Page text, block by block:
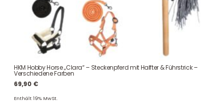
HKM Hobby Horse „Clara“ – Steckenpferd mit Halfter & Führstrick –
Verschiedene Farben
69,90 €
Enthält 19% MwSt.